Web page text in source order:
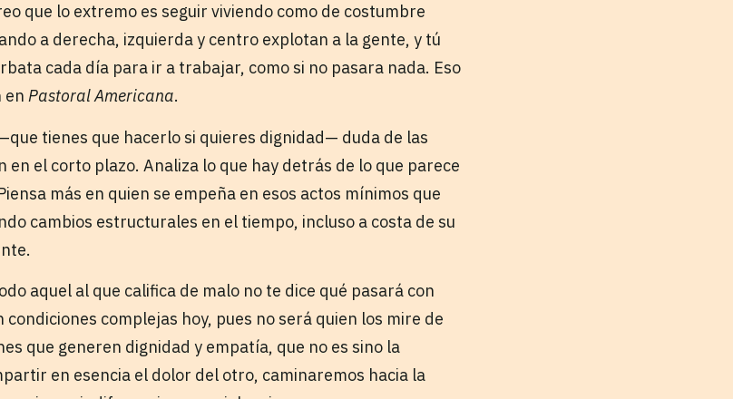
que lo extremo es seguir viviendo como de costumbre
a derecha, izquierda y centro explotan a la gente, y tú
cada día para ir a trabajar, como si no pasara nada. Eso
en Pastoral Americana.
tienes que hacerlo si quieres dignidad— duda de las
en el corto plazo. Analiza lo que hay detrás de lo que parece
más en quien se empeña en esos actos mínimos que
cambios estructurales en el tiempo, incluso a costa de su
aquel al que califica de malo no te dice qué pasará con
complejas hoy, pues no será quien los mire de
que generen dignidad y empatía, que no es sino la
en esencia el dolor del otro, caminaremos hacia la